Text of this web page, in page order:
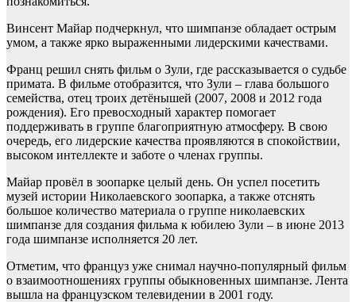
Винсент Майар подчеркнул, что шимпанзе обладает острым
умом, а также ярко выраженными лидерскими качествами.
Франц решил снять фильм о Зули, где рассказывается о судьбе
примата. В фильме отобразится, что Зули – глава большого
семейства, отец троих детёнышей (2007, 2008 и 2012 года
рождения). Его превосходный характер помогает
поддерживать в группе благоприятную атмосферу. В свою
очередь, его лидерские качества проявляются в спокойствии,
высоком интеллекте и заботе о членах группы.
Майар провёл в зоопарке целый день. Он успел посетить
музей истории Николаевского зоопарка, а также отснять
большое количество материала о группе николаевских
шимпанзе для создания фильма к юбилею Зули – в июне 2013
года шимпанзе исполняется 20 лет.
Отметим, что француз уже снимал научно-популярный фильм
о взаимоотношениях группы обыкновенных шимпанзе. Лента
вышла на французском телевидении в 2001 году.